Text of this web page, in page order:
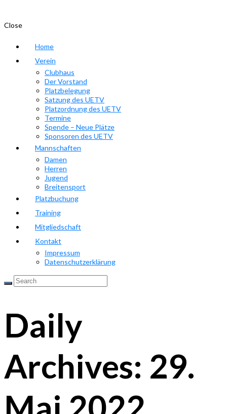
Close
Home
Verein
Clubhaus
Der Vorstand
Platzbelegung
Satzung des UETV
Platzordnung des UETV
Termine
Spende – Neue Plätze
Sponsoren des UETV
Mannschaften
Damen
Herren
Jugend
Breitensport
Platzbuchung
Training
Mitgliedschaft
Kontakt
Impressum
Datenschutzerklärung
Daily
Archives: 29.